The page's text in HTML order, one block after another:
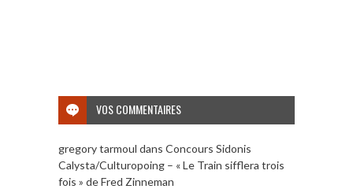
VOS COMMENTAIRES
gregory tarmoul dans Concours Sidonis
Calysta/Culturopoing – « Le Train sifflera trois
fois » de Fred Zinneman